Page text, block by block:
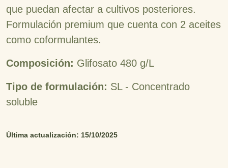
que puedan afectar a cultivos posteriores.
Formulación premium que cuenta con 2 aceites
como coformulantes.
Composición: Glifosato 480 g/L
Tipo de formulación: SL - Concentrado
soluble
Última actualización: 15/10/2025